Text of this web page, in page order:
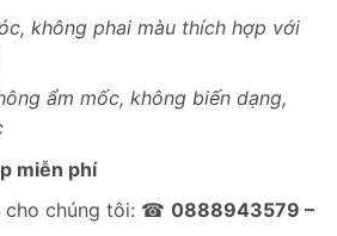
không phai màu thích hợp với
ẩm mốc, không biến dạng,
miễn phí
cho chúng tôi: ☎ 0888943579 –